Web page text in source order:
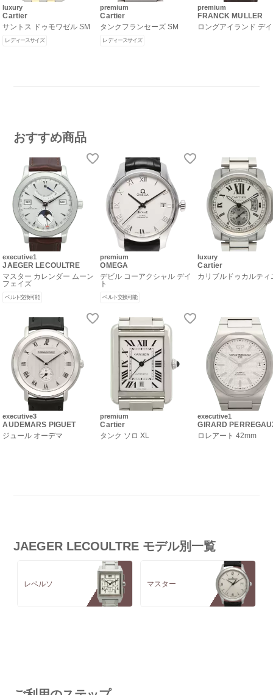
luxury
Cartier
サントス ドゥモワゼル SM
レディースサイズ
premium
Cartier
タンクフランセーズ SM
レディースサイズ
premium
FRANCK MULLER
ロングアイランド デ
おすすめ商品
executive1
JAEGER LECOULTRE
マスター カレンダー ムーン
フェイズ
ベルト交換可能
executive3
AUDEMARS PIGUET
ジュール オーデマ
premium
OMEGA
デビル コーアクシャル デイ
ト
ベルト交換可能
premium
Cartier
タンク ソロ XL
luxury
Cartier
カリブルドゥカルティ
executive1
GIRARD
ロレアート 42mm
JAEGER LECOULTRE モデル別一覧
レベルソ マスター